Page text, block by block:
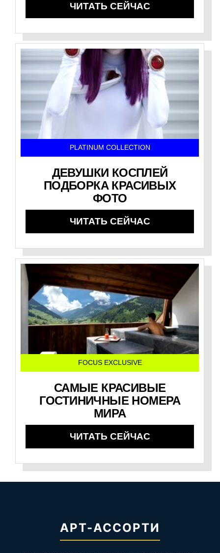
ЧИТАТЬ СЕЙЧАС
PLATINUM COLLECTION
ДЕВУШКИ КОСПЛЕЙ
ПОДБОРКА КРАСИВЫХ
ФОТО
ЧИТАТЬ СЕЙЧАС
FOCUS EXCLUSIVE
САМЫЕ КРАСИВЫЕ
ГОСТИНИЧНЫЕ НОМЕРА
МИРА
ЧИТАТЬ СЕЙЧАС
АРТ-АССОРТИ